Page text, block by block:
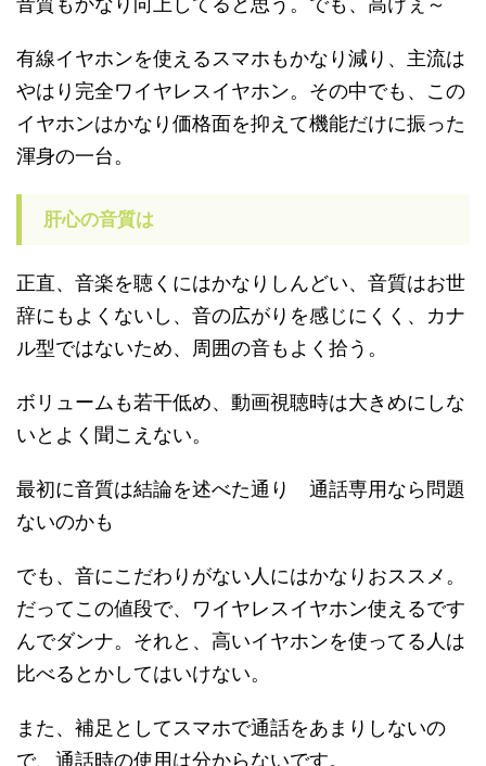
有線イヤホンを使えるスマホもかなり減り、主流は
やはり完全ワイヤレスイヤホン。その中でも、この
イヤホンはかなり価格面を抑えて機能だけに振った
渾身の一台。
肝心の音質は
正直、音楽を聴くにはかなりしんどい、音質はお世
辞にもよくないし、音の広がりを感じにくく、カナ
ル型ではないため、周囲の音もよく拾う。
ボリュームも若干低め、動画視聴時は大きめにしな
いとよく聞こえない。
最初に音質は結論を述べた通り 通話専用なら問題
ないのかも
でも、音にこだわりがない人にはかなりおススメ。
だってこの値段で、ワイヤレスイヤホン使えるです
んでダンナ。それと、高いイヤホンを使ってる人は
比べるとかしてはいけない。
また、補足としてスマホで通話をあまりしないの
で、通話時の使用は分からないです。